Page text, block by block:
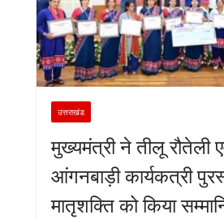
उत्तराखंड
मुख्यमंत्री ने तीलू रौतेली
आंगनबाड़ी कार्यकत्री
मातृशक्ति को किया